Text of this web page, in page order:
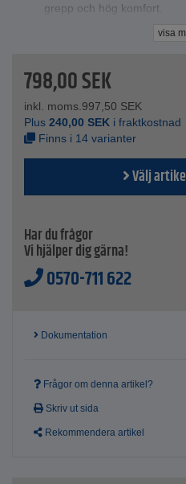
grepp och hög komfort.
robust gummiyttersula
golv.
De individuellt justerbara
anpassas perfekt till foten,
bekväm användning.
Tekniska data
anatomiskt formad fotbädd
Detaljer - individuellt
Övre material: Birko-Flor®
Sula - dämpande EVA-
fettbeständig gummiyttersula
Fotbäddsmaterial - kork
Yttersula: Superyttersula
visa
798,00SEK
inkl. moms.997,50 SEK
Plus 240,00 SEK i fraktkostnad
Finns i 14 varianter
Välj
Har du frågor
Vi hjälper dig gärna!
0570-711 622
Dokumentation
Frågor om denna artikel?
Skriv ut sida
Rekommendera artikel